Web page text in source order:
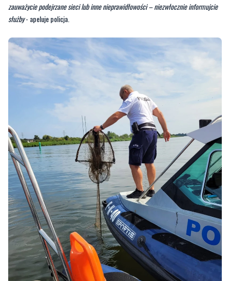
zauważycie podejrzane sieci lub inne nieprawidłowości – niezwłocznie informujcie
służby- apeluje policja.